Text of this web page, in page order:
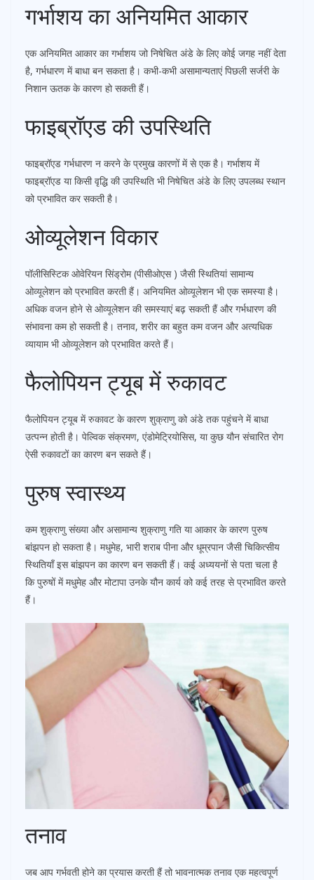
गर्भाशय का अनियमित आकार
एक अनियमित आकार का गर्भाशय जो निषेचित अंडे के लिए कोई जगह नहीं देता
है, गर्भधारण में बाधा बन सकता है। कभी-कभी असामान्यताएं पिछली सर्जरी के
निशान ऊतक के कारण हो सकती हैं।
फाइब्रॉएड की उपस्थिति
फाइब्रॉएड गर्भधारण न करने के प्रमुख कारणों में से एक है। गर्भाशय में
फाइब्रॉएड या किसी वृद्धि की उपस्थिति भी निषेचित अंडे के लिए उपलब्ध स्थान
को प्रभावित कर सकती है।
ओव्यूलेशन विकार
पॉलीसिस्टिक ओवेरियन सिंड्रोम (पीसीओएस ) जैसी स्थितियां सामान्य
ओव्यूलेशन को प्रभावित करती हैं। अनियमित ओव्यूलेशन भी एक समस्या है।
अधिक वजन होने से ओव्यूलेशन की समस्याएं बढ़ सकती हैं और गर्भधारण की
संभावना कम हो सकती है। तनाव, शरीर का बहुत कम वजन और अत्यधिक
व्यायाम भी ओव्यूलेशन को प्रभावित करते हैं।
फैलोपियन ट्यूब में रुकावट
फैलोपियन ट्यूब में रुकावट के कारण शुक्राणु को अंडे तक पहुंचने में बाधा
उत्पन्न होती है। पेल्विक संक्रमण, एंडोमेट्रियोसिस, या कुछ यौन संचारित रोग
ऐसी रुकावटों का कारण बन सकते हैं।
पुरुष स्वास्थ्य
कम शुक्राणु संख्या और असामान्य शुक्राणु गति या आकार के कारण पुरुष
बांझपन हो सकता है। मधुमेह, भारी शराब पीना और धूम्रपान जैसी चिकित्सीय
स्थितियाँ इस बांझपन का कारण बन सकती हैं। कई अध्ययनों से पता चला है
कि पुरुषों में मधुमेह और मोटापा उनके यौन कार्य को कई तरह से प्रभावित करते
हैं।
तनाव
जब आप गर्भवती होने का प्रयास करती हैं तो भावनात्मक तनाव एक महत्वपूर्ण